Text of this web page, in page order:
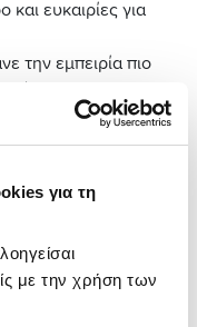
για τη
με την χρήση των
ευκαιρίες για
την εμπειρία πιο
είσαι αρχάριος είτε
είναι
διατήρηση της